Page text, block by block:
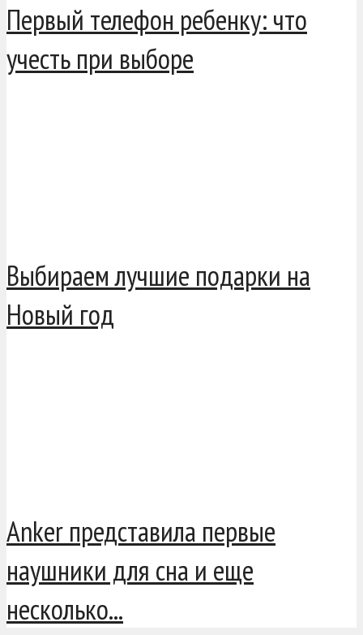
Первый телефон ребенку: что
учесть при выборе
Выбираем лучшие подарки на
Новый год
Anker представила первые
наушники для сна и еще
несколько...